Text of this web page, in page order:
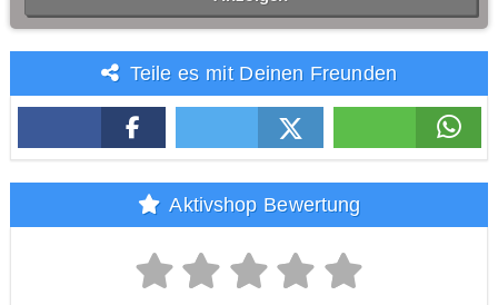
Teile es mit Deinen Freunden
Aktivshop Bewertung